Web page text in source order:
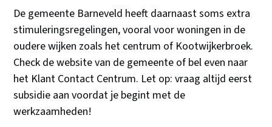
De gemeente Barneveld heeft daarnaast soms extra
stimuleringsregelingen, vooral voor woningen in de
oudere wijken zoals het centrum of Kootwijkerbroek.
Check de website van de gemeente of bel even naar
het Klant Contact Centrum. Let op: vraag altijd eerst
subsidie aan voordat je begint met de
werkzaamheden!